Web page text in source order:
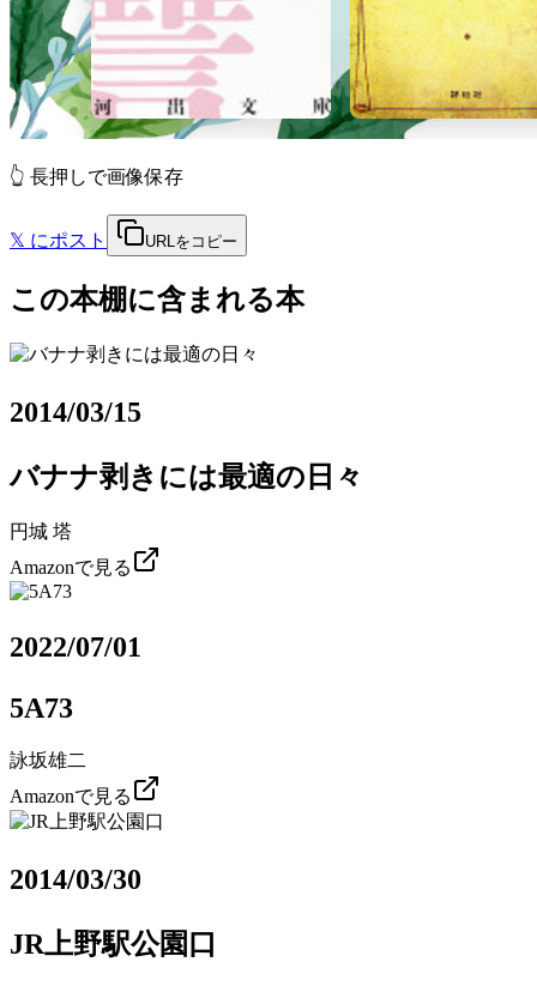
👆 長押しで画像保存
𝕏 にポスト URLをコピー
この本棚に含まれる本
2014/03/15
バナナ剥きには最適の日々
円城 塔
Amazonで見る
2022/07/01
5A73
詠坂雄二
Amazonで見る
2014/03/30
JR上野駅公園口